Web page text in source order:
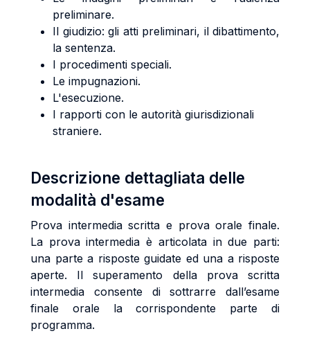
preliminare.
Il giudizio: gli atti preliminari, il dibattimento,
la sentenza.
I procedimenti speciali.
Le impugnazioni.
L'esecuzione.
I rapporti con le autorità giurisdizionali
straniere.
Descrizione dettagliata delle
modalità d'esame
Prova intermedia scritta e prova orale finale.
La prova intermedia è articolata in due parti:
una parte a risposte guidate ed una a risposte
aperte. Il superamento della prova scritta
intermedia consente di sottrarre dall’esame
finale orale la corrispondente parte di
programma.